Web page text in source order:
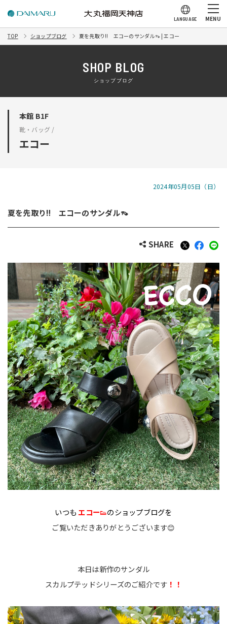
LANGUAGE MENU
TOP ショップブログ 夏を先取り‼️ エコーのサンダル👡 | エコー
SHOP BLOG
ショップブログ
本館 B1F
靴・バッグ /
エコー
2024年05月05日（日）
夏を先取り‼️ エコーのサンダル👡
SHARE
いつも エコー👟のショップブログを
ご覧いただきありがとうございます😊
本日は新作のサンダル
スカルプテッドシリーズのご紹介です ！！